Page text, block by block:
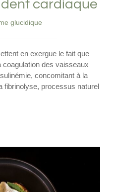
cardiaque
glucidique
en exergue le fait que
des vaisseaux
concomitant à la
fibrinolyse, processus naturel